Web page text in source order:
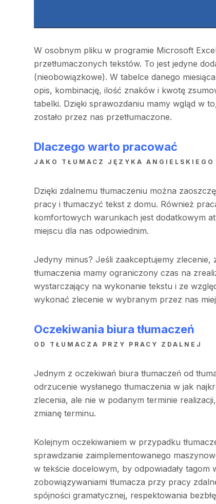
W osobnym pliku w programie Microsoft
przetłumaczonych tekstów. To jest jedyne
(nieobowiązkowe). W tabelce danego
opis, kombinację, ilość znaków i kwotę
tabelki. Dzięki sprawozdaniu mamy wgląd w
zostało przez nas przetłumaczone.
Dlaczego warto pracować
JAKO TŁUMACZ JĘZYKA
Dzięki zdalnemu tłumaczeniu można
pracy i tłumaczyć tekst z domu. Również
komfortowych warunkach jest dodatkowym
miejscu dla nas odpowiednim.
Jedyny minus? Jeśli zaakceptujemy
tłumaczenia mamy ograniczony czas na
wystarczający na wykonanie tekstu i ze
wykonać zlecenie w wybranym przez nas
Oczekiwania biura tłumaczeń
OD TŁUMACZA PRZY PRACY ZDALNEJ
Jednym z oczekiwań biura tłumaczeń od
odrzucenie wysłanego tłumaczenia w jak
zlecenia, ale nie w podanym terminie
zmianę terminu.
Kolejnym oczekiwaniem w przypadku
sprawdzanie zaimplementowanego
w tekście docelowym, by odpowiadały tagom
zobowiązywaniami tłumacza przy pracy
spójności gramatycznej, respektowania